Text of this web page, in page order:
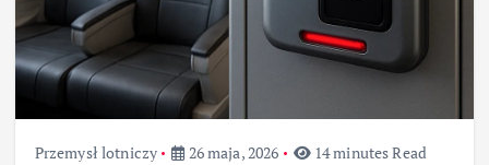
Przemysł lotniczy 26 maja, 2026 14 minutes Read